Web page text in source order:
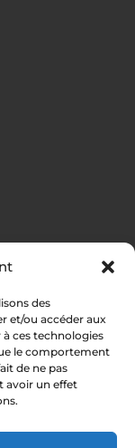
des
et/ou accéder aux
ces technologies
le comportement
de ne pas
avoir un effet